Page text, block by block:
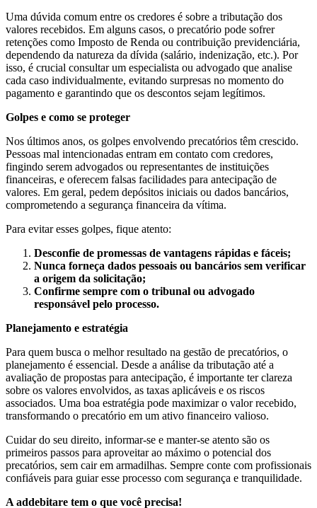
Uma dúvida comum entre os credores é sobre a tributação dos
valores recebidos. Em alguns casos, o precatório pode sofrer
retenções como Imposto de Renda ou contribuição previdenciária,
dependendo da natureza da dívida (salário, indenização, etc.). Por
isso, é crucial consultar um especialista ou advogado que analise
cada caso individualmente, evitando surpresas no momento do
pagamento e garantindo que os descontos sejam legítimos.
Golpes e como se proteger
Nos últimos anos, os golpes envolvendo precatórios têm crescido.
Pessoas mal intencionadas entram em contato com credores,
fingindo serem advogados ou representantes de instituições
financeiras, e oferecem falsas facilidades para antecipação de
valores. Em geral, pedem depósitos iniciais ou dados bancários,
comprometendo a segurança financeira da vítima.
Para evitar esses golpes, fique atento:
Desconfie de promessas de vantagens rápidas e fáceis;
Nunca forneça dados pessoais ou bancários sem verificar
a origem da solicitação;
Confirme sempre com o tribunal ou advogado
responsável pelo processo.
Planejamento e estratégia
Para quem busca o melhor resultado na gestão de precatórios, o
planejamento é essencial. Desde a análise da tributação até a
avaliação de propostas para antecipação, é importante ter clareza
sobre os valores envolvidos, as taxas aplicáveis e os riscos
associados. Uma boa estratégia pode maximizar o valor recebido,
transformando o precatório em um ativo financeiro valioso.
Cuidar do seu direito, informar-se e manter-se atento são os
primeiros passos para aproveitar ao máximo o potencial dos
precatórios, sem cair em armadilhas. Sempre conte com profissionais
confiáveis para guiar esse processo com segurança e tranquilidade.
A addebitare tem o que você precisa!